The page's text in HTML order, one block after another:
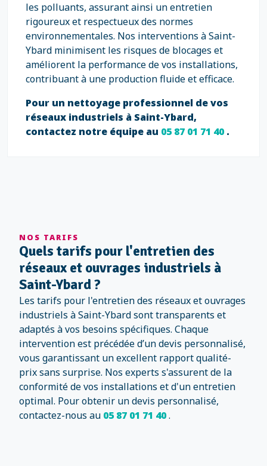
les polluants, assurant ainsi un entretien
rigoureux et respectueux des normes
environnementales. Nos interventions à Saint-
Ybard minimisent les risques de blocages et
améliorent la performance de vos installations,
contribuant à une production fluide et efficace.
Pour un nettoyage professionnel de vos
réseaux industriels à Saint-Ybard,
contactez notre équipe au 05 87 01 71 40.
NOS TARIFS
Quels tarifs pour l'entretien des
réseaux et ouvrages industriels à
Saint-Ybard ?
Les tarifs pour l'entretien des réseaux et ouvrages
industriels à Saint-Ybard sont transparents et
adaptés à vos besoins spécifiques. Chaque
intervention est précédée d’un devis personnalisé,
vous garantissant un excellent rapport qualité-
prix sans surprise. Nos experts s'assurent de la
conformité de vos installations et d'un entretien
optimal. Pour obtenir un devis personnalisé,
contactez-nous au 05 87 01 71 40.